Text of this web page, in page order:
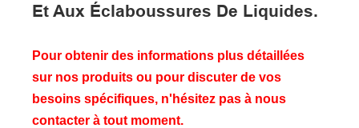
Et Aux Éclaboussures De Liquides.
Pour obtenir des informations plus détaillées
sur nos produits ou pour discuter de vos
besoins spécifiques, n'hésitez pas à nous
contacter à tout moment.